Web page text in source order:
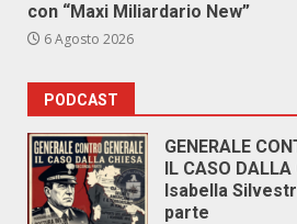
con “Maxi Miliardario New”
6 Agosto 2026
PODCAST
GENERALE
IL CASO DALLA
Isabella
parte